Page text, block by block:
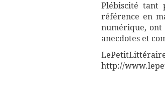
Plébiscité tant
référence en
numérique, ont
anecdotes et
http://